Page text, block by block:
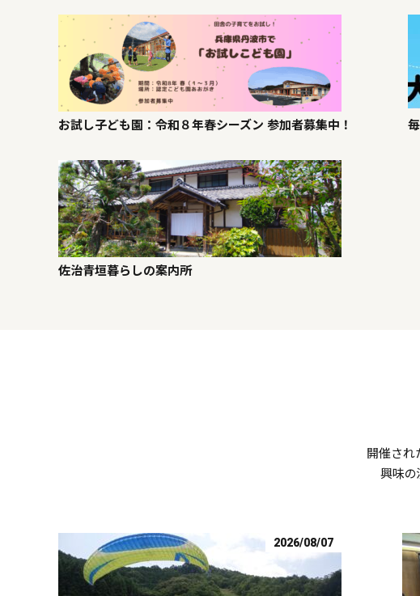
お試し子ども園：令和８年春シーズン 参加者募集中！
佐治青垣暮らしの案内所
開催され
興味の
2026/08/07